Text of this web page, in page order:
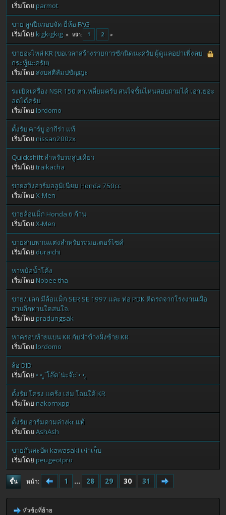
เริ่มโดย parmot
ขาย ลูกปืนรอบจัด ยี่ห้อ FAG
เริ่มโดย kigkigkig หน้า 1 2
ขายอะไหล่ KR (ขอเวลาสร้างรายการซักนิดนะครับ ผู้ดูแลอย่าเพิ่งลบ
กระทู้นะครับ)
เริ่มโดย สงบสติสัมปชัญญะ
ระเบิดเครื่อง NSR 150 ตาเหลี่ยมครับ สนใจชิ้นไหนสอบถามได้ เอาเยอะ
ลดได้ครับ
เริ่มโดย lordomo
ตั้งรับ คาร์บู อากีร่า แท้
เริ่มโดย nissan200zx
Quickshift สำหรับรถสูบเดียว
เริ่มโดย traikacha
ขายสวิงอาร์มอลูมิเนียม Honda 750cc
เริ่มโดย X-Men
ขายล้อแม็ก Honda 6 ก้าน
เริ่มโดย X-Men
ขายสายพานแต่งสำหรับรถมอเตอร์ไซค์
เริ่มโดย duraichi
หาหม้อน้ำโค้ง
เริ่มโดย Nobee tha
ขาย/เเลก มีล้อเเม็ก SER SE 1997 และ ท่อ PDK ติดรถจากโรงงานเผื่อ
สายลึกท่านใดสนใจ.
เริ่มโดย pradungsak
หาครอบท้ายแบน KR กับฝาข้างฝั่งซ้าย KR
เริ่มโดย lordomo
ล้อ DID
เริ่มโดย • •.ู`โอ๊ต`น่ะจ๊ะ`• •.ู
ตั้งรับ โครง แคร้ง เล่ม โอนใด้ KR
เริ่มโดย nakornxpp
ตั้งรับ อาร์มดามล่างkr แท้
เริ่มโดย AshAsh
ขายกันสะบัด kawasaki เก่าเก็บ
เริ่มโดย peugeotpro
ขึ้น หน้า 1 ... 28 29 30 31
หัวข้อที่ย้าย